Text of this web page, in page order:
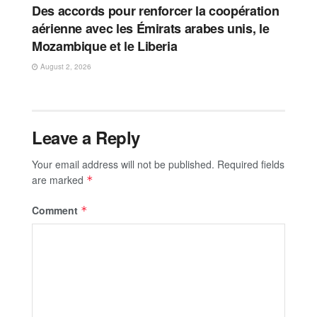
Des accords pour renforcer la coopération
aérienne avec les Émirats arabes unis, le
Mozambique et le Liberia
August 2, 2026
Leave a Reply
Your email address will not be published. Required fields
are marked *
Comment *